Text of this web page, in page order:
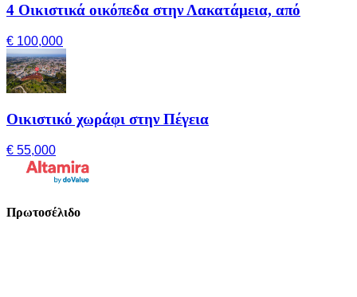
4 Οικιστικά οικόπεδα στην Λακατάμεια, από
€ 100,000
Οικιστικό χωράφι στην Πέγεια
€ 55,000
Πρωτοσέλιδο